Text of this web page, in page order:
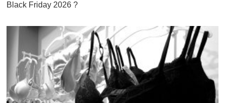
Black Friday 2026 ?